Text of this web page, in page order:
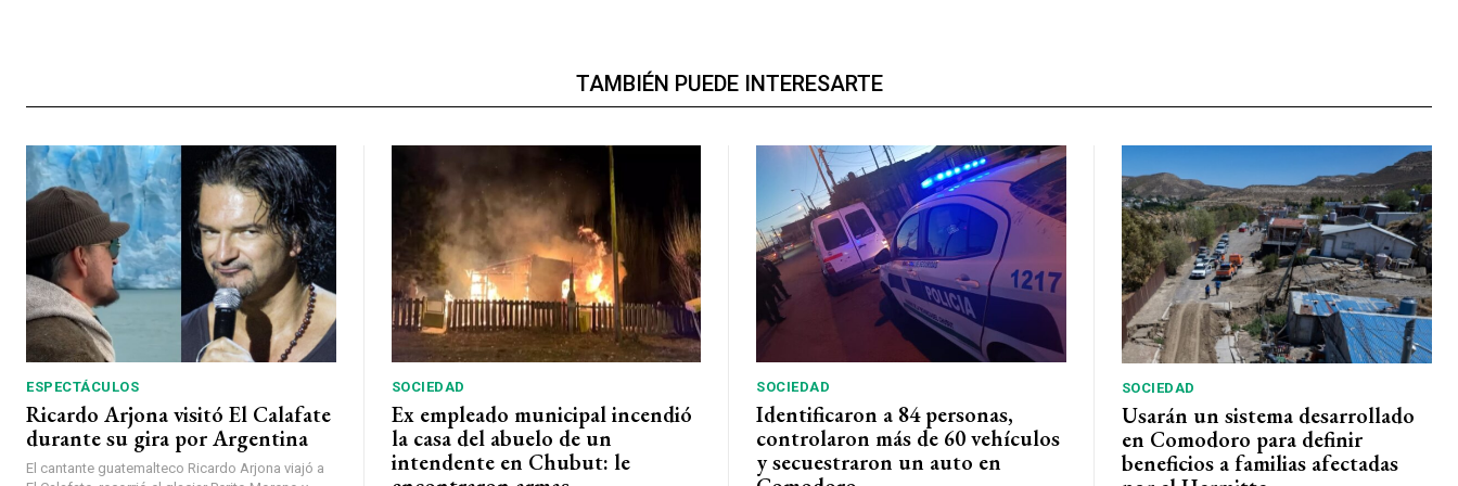
TAMBIÉN PUEDE INTERESARTE
ESPECTÁCULOS
Ricardo Arjona visitó El Calafate
durante su gira por Argentina
El cantante guatemalteco Ricardo Arjona viajó a
SOCIEDAD
Ex empleado municipal incendió
la casa del abuelo de un
intendente en Chubut: le
SOCIEDAD
Identificaron a 84 personas,
controlaron más de 60 vehículos
y secuestraron un auto en
SOCIEDAD
Usarán un sistema desarrollado
en Comodoro para definir
beneficios a familias afectadas